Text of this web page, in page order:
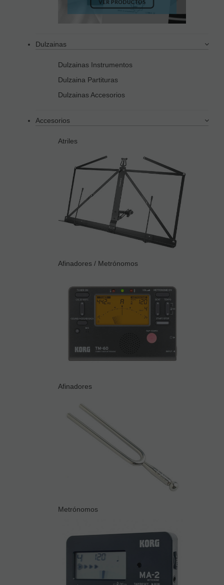
Dulzainas
Dulzainas Instrumentos
Dulzaina Partituras
Dulzainas Accesorios
Accesorios
Atriles
Afinadores / Metrónomos
Afinadores
Metrónomos